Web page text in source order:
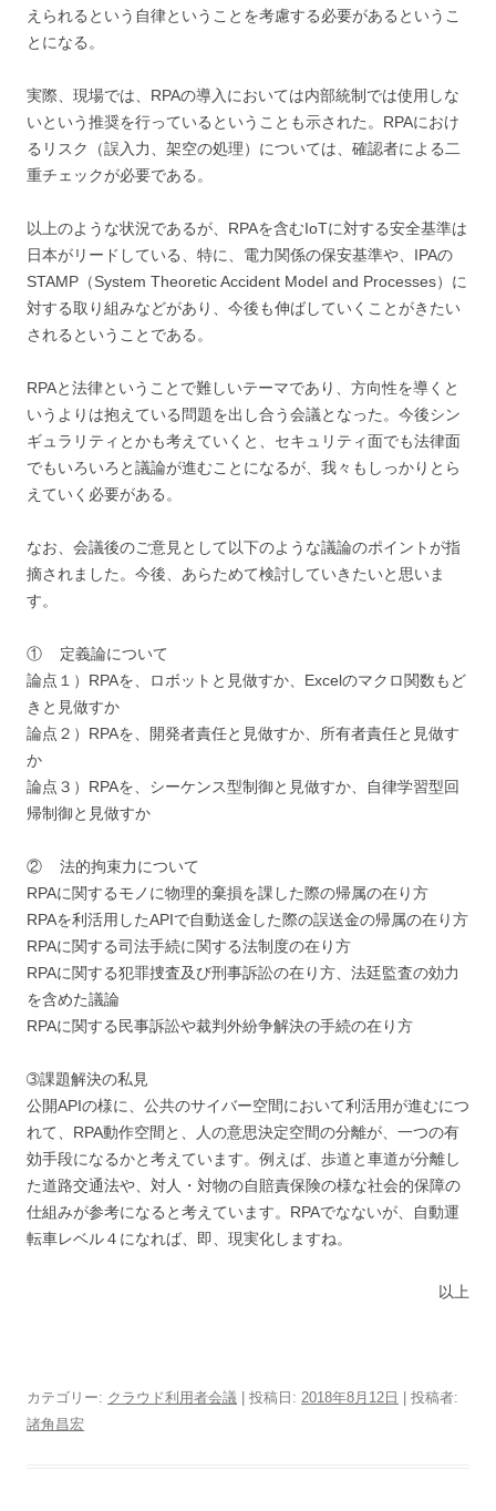
えられるという自律ということを考慮する必要があるというこ
とになる。
実際、現場では、RPAの導入においては内部統制では使用しな
いという推奨を行っているということも示された。RPAにおけ
るリスク（誤入力、架空の処理）については、確認者による二
重チェックが必要である。
以上のような状況であるが、RPAを含むIoTに対する安全基準は
日本がリードしている、特に、電力関係の保安基準や、IPAの
STAMP（System Theoretic Accident Model and Processes）に
対する取り組みなどがあり、今後も伸ばしていくことがきたい
されるということである。
RPAと法律ということで難しいテーマであり、方向性を導くと
いうよりは抱えている問題を出し合う会議となった。今後シン
ギュラリティとかも考えていくと、セキュリティ面でも法律面
でもいろいろと議論が進むことになるが、我々もしっかりとら
えていく必要がある。
なお、会議後のご意見として以下のような議論のポイントが指
摘されました。今後、あらためて検討していきたいと思いま
す。
① 定義論について
論点１）RPAを、ロボットと見做すか、Excelのマクロ関数もど
きと見做すか
論点２）RPAを、開発者責任と見做すか、所有者責任と見做す
か
論点３）RPAを、シーケンス型制御と見做すか、自律学習型回
帰制御と見做すか
② 法的拘束力について
RPAに関するモノに物理的棄損を課した際の帰属の在り方
RPAを利活用したAPIで自動送金した際の誤送金の帰属の在り方
RPAに関する司法手続に関する法制度の在り方
RPAに関する犯罪捜査及び刑事訴訟の在り方、法廷監査の効力
を含めた議論
RPAに関する民事訴訟や裁判外紛争解決の手続の在り方
➂課題解決の私見
公開APIの様に、公共のサイバー空間において利活用が進むにつ
れて、RPA動作空間と、人の意思決定空間の分離が、一つの有
効手段になるかと考えています。例えば、歩道と車道が分離し
た道路交通法や、対人・対物の自賠責保険の様な社会的保障の
仕組みが参考になると考えています。RPAでなないが、自動運
転車レベル４になれば、即、現実化しますね。
以上
カテゴリー: クラウド利用者会議 | 投稿日: 2018年8月12日 | 投稿者:
諸角昌宏